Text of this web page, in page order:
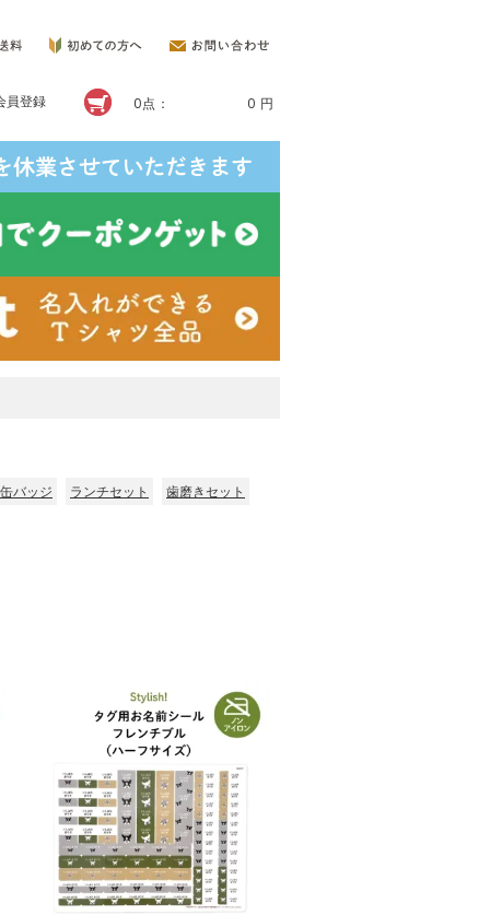
0点： 0 円
員登録
バッジ ランチセット 歯磨きセット